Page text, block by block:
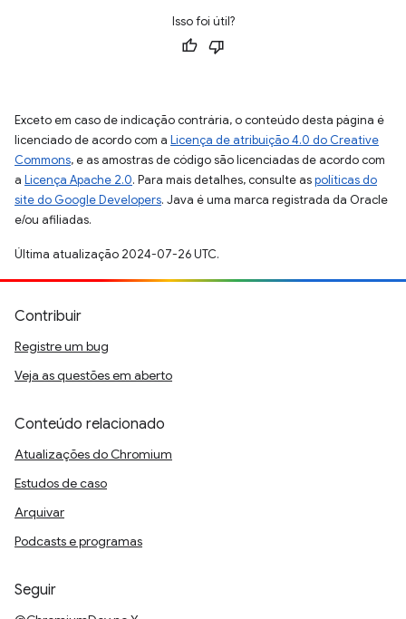
Isso foi útil?
Exceto em caso de indicação contrária, o conteúdo desta página é
licenciado de acordo com a Licença de atribuição 4.0 do Creative
Commons, e as amostras de código são licenciadas de acordo com
a Licença Apache 2.0. Para mais detalhes, consulte aspolíticas do
site do Google Developers. Java é uma marca registrada da Oracle
e/ou afiliadas.
Última atualização 2024-07-26 UTC.
Contribuir
Registre um bug
Veja as questões em aberto
Conteúdo relacionado
Atualizações do Chromium
Estudos de caso
Arquivar
Podcasts e programas
Seguir